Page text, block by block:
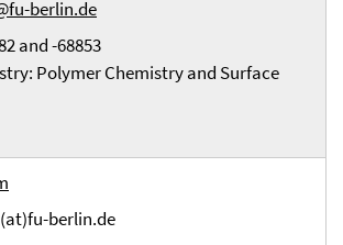
berlin.de
and -68853
Polymer Chemistry and Surface
berlin.de